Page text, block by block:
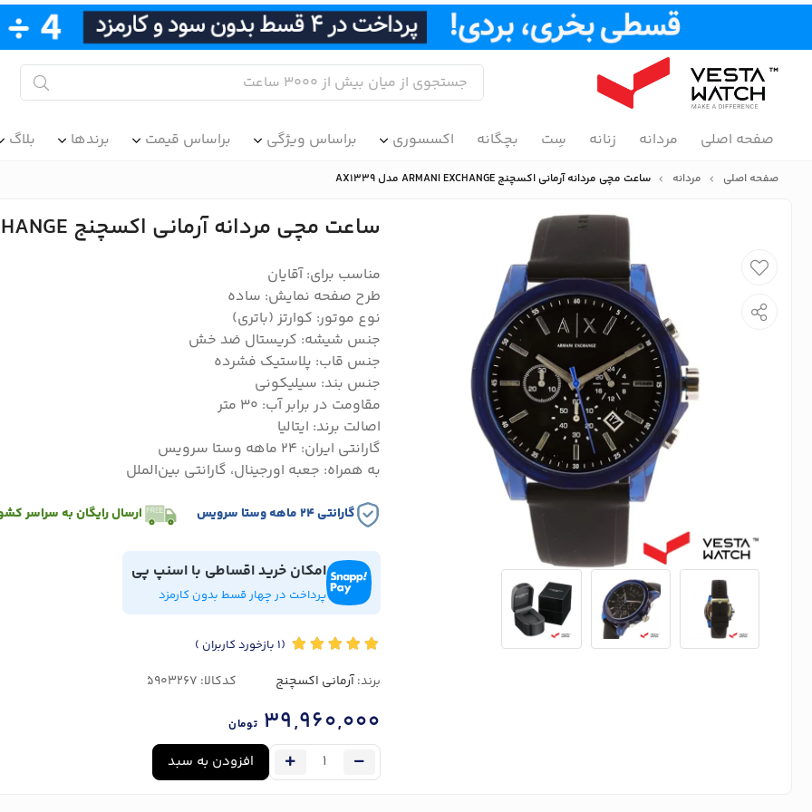
صفحه اصلی مردانه زنانه سِت بچگانه اکسسوری براساس ویژگی براساس قیمت برندها بلاگ
صفحه اصلی مردانه ساعت مچی مردانه آرمانی اکسچنج ARMANI EXCHANGE مدل AX1339
ساعت مچی مردانه آرمانی اکسچنج ARMANI EXCHANGE مدل AX1339
مناسب برای: آقایان
طرح صفحه نمایش: ساده
نوع موتور: کوارتز (باتری)
جنس شیشه: کریستال ضد خش
جنس قاب: پلاستیک فشرده
جنس بند: سیلیکونی
مقاومت در برابر آب: ۳۰ متر
اصالت برند: ایتالیا
گارانتی ایران: ۲۴ ماهه وستا سرویس
به همراه: جعبه اورجینال، گارانتی بین‌الملل
گارانتی ۲۴ ماهه وستا سرویس ارسال رایگان به سراسر
امکان خرید اقساطی با اسنپ پی
پرداخت در چهار قسط بدون کارمزد
(1 بازخورد کاربران )
برند:آرمانی اکسچنج کدکالا:
39,960,000 تومان
افزودن به سبد